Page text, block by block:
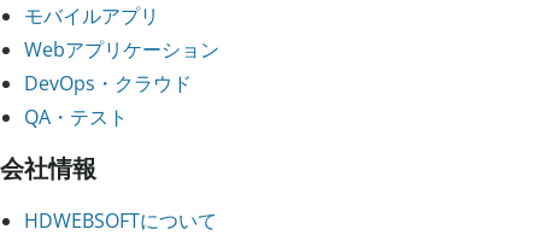
モバイルアプリ
Webアプリケーション
DevOps・クラウド
QA・テスト
会社情報
HDWEBSOFTについて